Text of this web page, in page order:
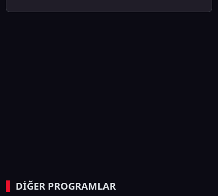
DİĞER PROGRAMLAR